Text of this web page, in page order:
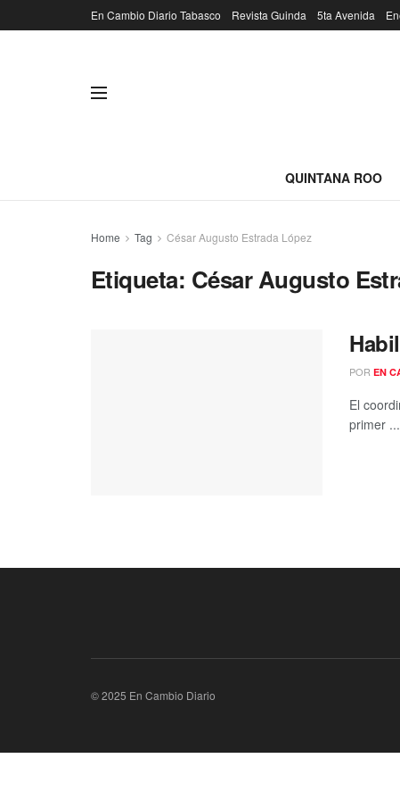
En Cambio Diario Tabasco Revista Guinda 5ta Avenida
QUINTANA ROO
Home Tag César Augusto Estrada López
Etiqueta: César Augusto
POR EN
El
primer ...
© 2025 En Cambio Diario